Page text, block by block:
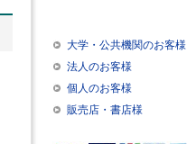
大学・公共機関のお客様
法人のお客様
個人のお客様
販売店・書店様